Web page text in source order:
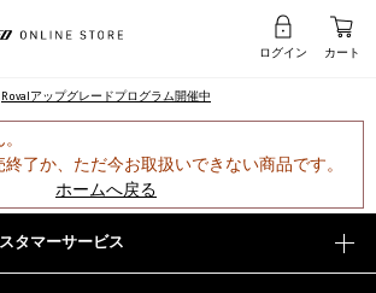
ログイン カート
Rovalアップグレードプログラム開催中
了か、ただ今お取扱いできない商品です。
ホームへ戻る
タマーサービス